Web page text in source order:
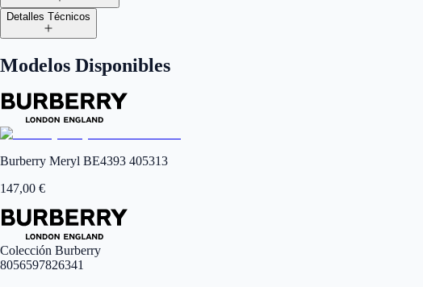
Detalles Técnicos
Modelos Disponibles
Burberry Meryl BE4393 405313
147,00 €
Colección Burberry
8056597826341